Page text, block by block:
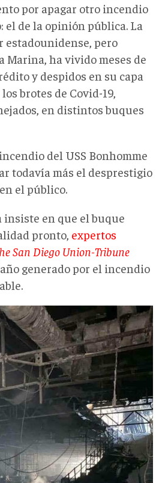
por apagar otro incendio
el de la opinión pública. La
pero
Marina, ha vivido meses de
y despidos en su capa
brotes de Covid-19,
en distintos buques
del USS Bonhomme
todavía más el desprestigio
el público.
en que el buque
pronto, expertos
San Diego Union-Tribune
generado por el incendio